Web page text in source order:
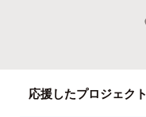
応援したプロジェクト